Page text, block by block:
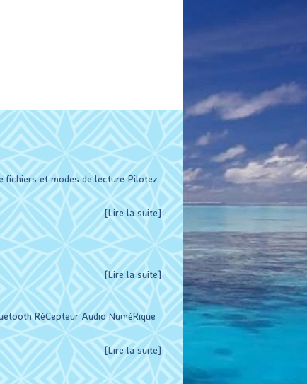
fichiers et modes de lecture Pilotez
[Lire la suite]
[Lire la suite]
RéCepteur Audio NuméRique
[Lire la suite]